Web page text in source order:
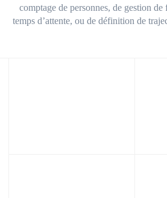
comptage de personnes, de gestion
temps d’attente, ou de définition de